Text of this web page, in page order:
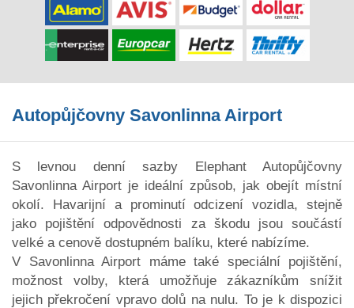
Autopůjčovny Savonlinna Airport
S levnou denní sazby Elephant Autopůjčovny
Savonlinna Airport je ideální způsob, jak obejít místní
okolí. Havarijní a prominutí odcizení vozidla, stejně
jako pojištění odpovědnosti za škodu jsou součástí
velké a cenově dostupném balíku, které nabízíme.
V Savonlinna Airport máme také speciální pojištění,
možnost volby, která umožňuje zákazníkům snížit
jejich překročení vpravo dolů na nulu. To je k dispozici